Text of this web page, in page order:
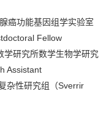
癌功能基因组学实验室
Fellow
学研究所数学生物学研究
Assistant
杂性研究组（Sverrir